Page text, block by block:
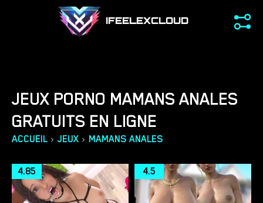
IFEELEXCLOUD
JEUX PORNO MAMANS ANALES
GRATUITS EN LIGNE
ACCUEIL › JEUX › MAMANS ANALES
4.85 4.5